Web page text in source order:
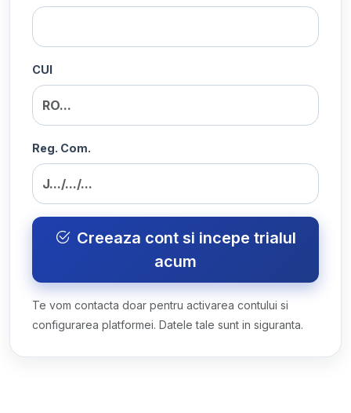
CUI
Reg. Com.
Creeaza cont si incepe trialul
acum
Te vom contacta doar pentru activarea contului si
configurarea platformei. Datele tale sunt in siguranta.